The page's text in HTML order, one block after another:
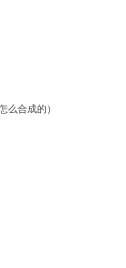
么合成的）